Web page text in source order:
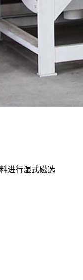
进行湿式磁选